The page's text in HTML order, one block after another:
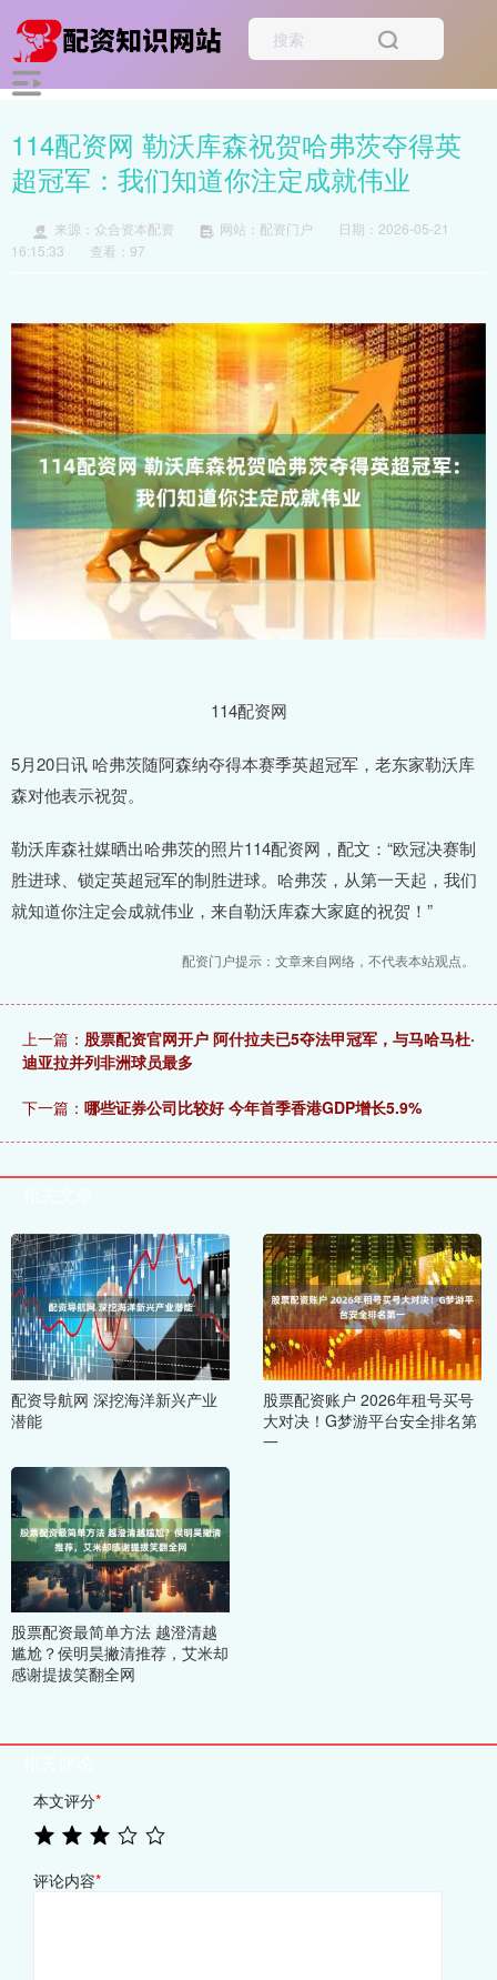
114配资网 勒沃库森祝贺哈弗茨夺得英
超冠军：我们知道你注定成就伟业
来源：众合资本配资 网站：配资门户
日期：2026-05-21
16:15:33
查看：97
114配资网
5月20日讯 哈弗茨随阿森纳夺得本赛季英超冠军，老东家勒沃库
森对他表示祝贺。
勒沃库森社媒晒出哈弗茨的照片114配资网，配文：“欧冠决赛制
胜进球、锁定英超冠军的制胜进球。哈弗茨，从第一天起，我们
就知道你注定会成就伟业，来自勒沃库森大家庭的祝贺！”
配资门户提示：文章来自网络，不代表本站观点。
上一篇： 股票配资官网开户 阿什拉夫已5夺法甲冠军，与马哈马杜·
迪亚拉并列非洲球员最多
下一篇： 哪些证券公司比较好 今年首季香港GDP增长5.9%
配资导航网 深挖海洋新兴产业
潜能
股票配资账户 2026年租号买号
大对决！G梦游平台安全排名第
一
股票配资最简单方法 越澄清越
尴尬？侯明昊撇清推荐，艾米却
感谢提拔笑翻全网
本文评分*
评论内容*